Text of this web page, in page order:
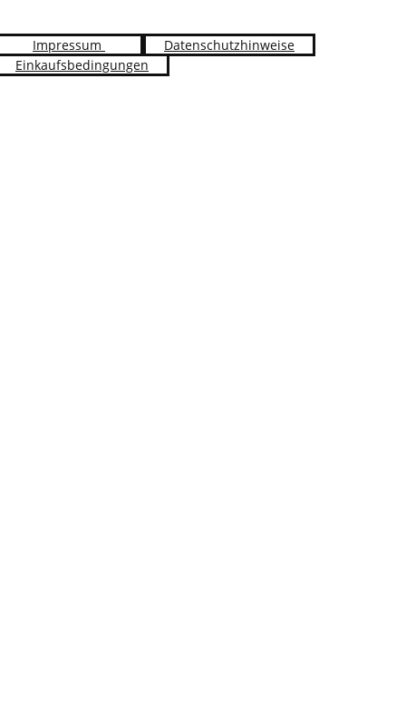
Impressum
Datenschutzhinweise
Einkaufsbedingungen